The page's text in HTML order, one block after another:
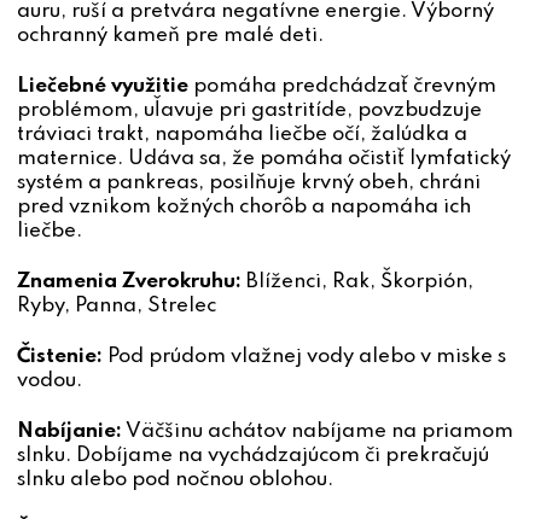
auru, ruší a pretvára negatívne energie. Výborný
ochranný kameň pre malé deti.
Liečebné využitie pomáha predchádzať črevným
problémom, uľavuje pri gastritíde, povzbudzuje
tráviaci trakt, napomáha liečbe očí, žalúdka a
maternice. Udáva sa, že pomáha očistiť lymfatický
systém a pankreas, posilňuje krvný obeh, chráni
pred vznikom kožných chorôb a napomáha ich
liečbe.
Znamenia Zverokruhu: Blíženci, Rak, Škorpión,
Ryby, Panna, Strelec
Čistenie: Pod prúdom vlažnej vody alebo v miske s
vodou.
Nabíjanie: Väčšinu achátov nabíjame na priamom
slnku. Dobíjame na vychádzajúcom či prekračujú
slnku alebo pod nočnou oblohou.